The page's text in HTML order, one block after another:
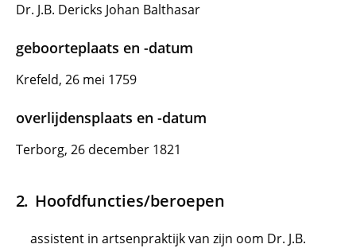
Dr. J.B. Dericks Johan Balthasar
geboorteplaats en -datum
Krefeld, 26 mei 1759
overlijdensplaats en -datum
Terborg, 26 december 1821
Hoofdfuncties/beroepen
assistent in artsenpraktijk van zijn oom Dr. J.B.